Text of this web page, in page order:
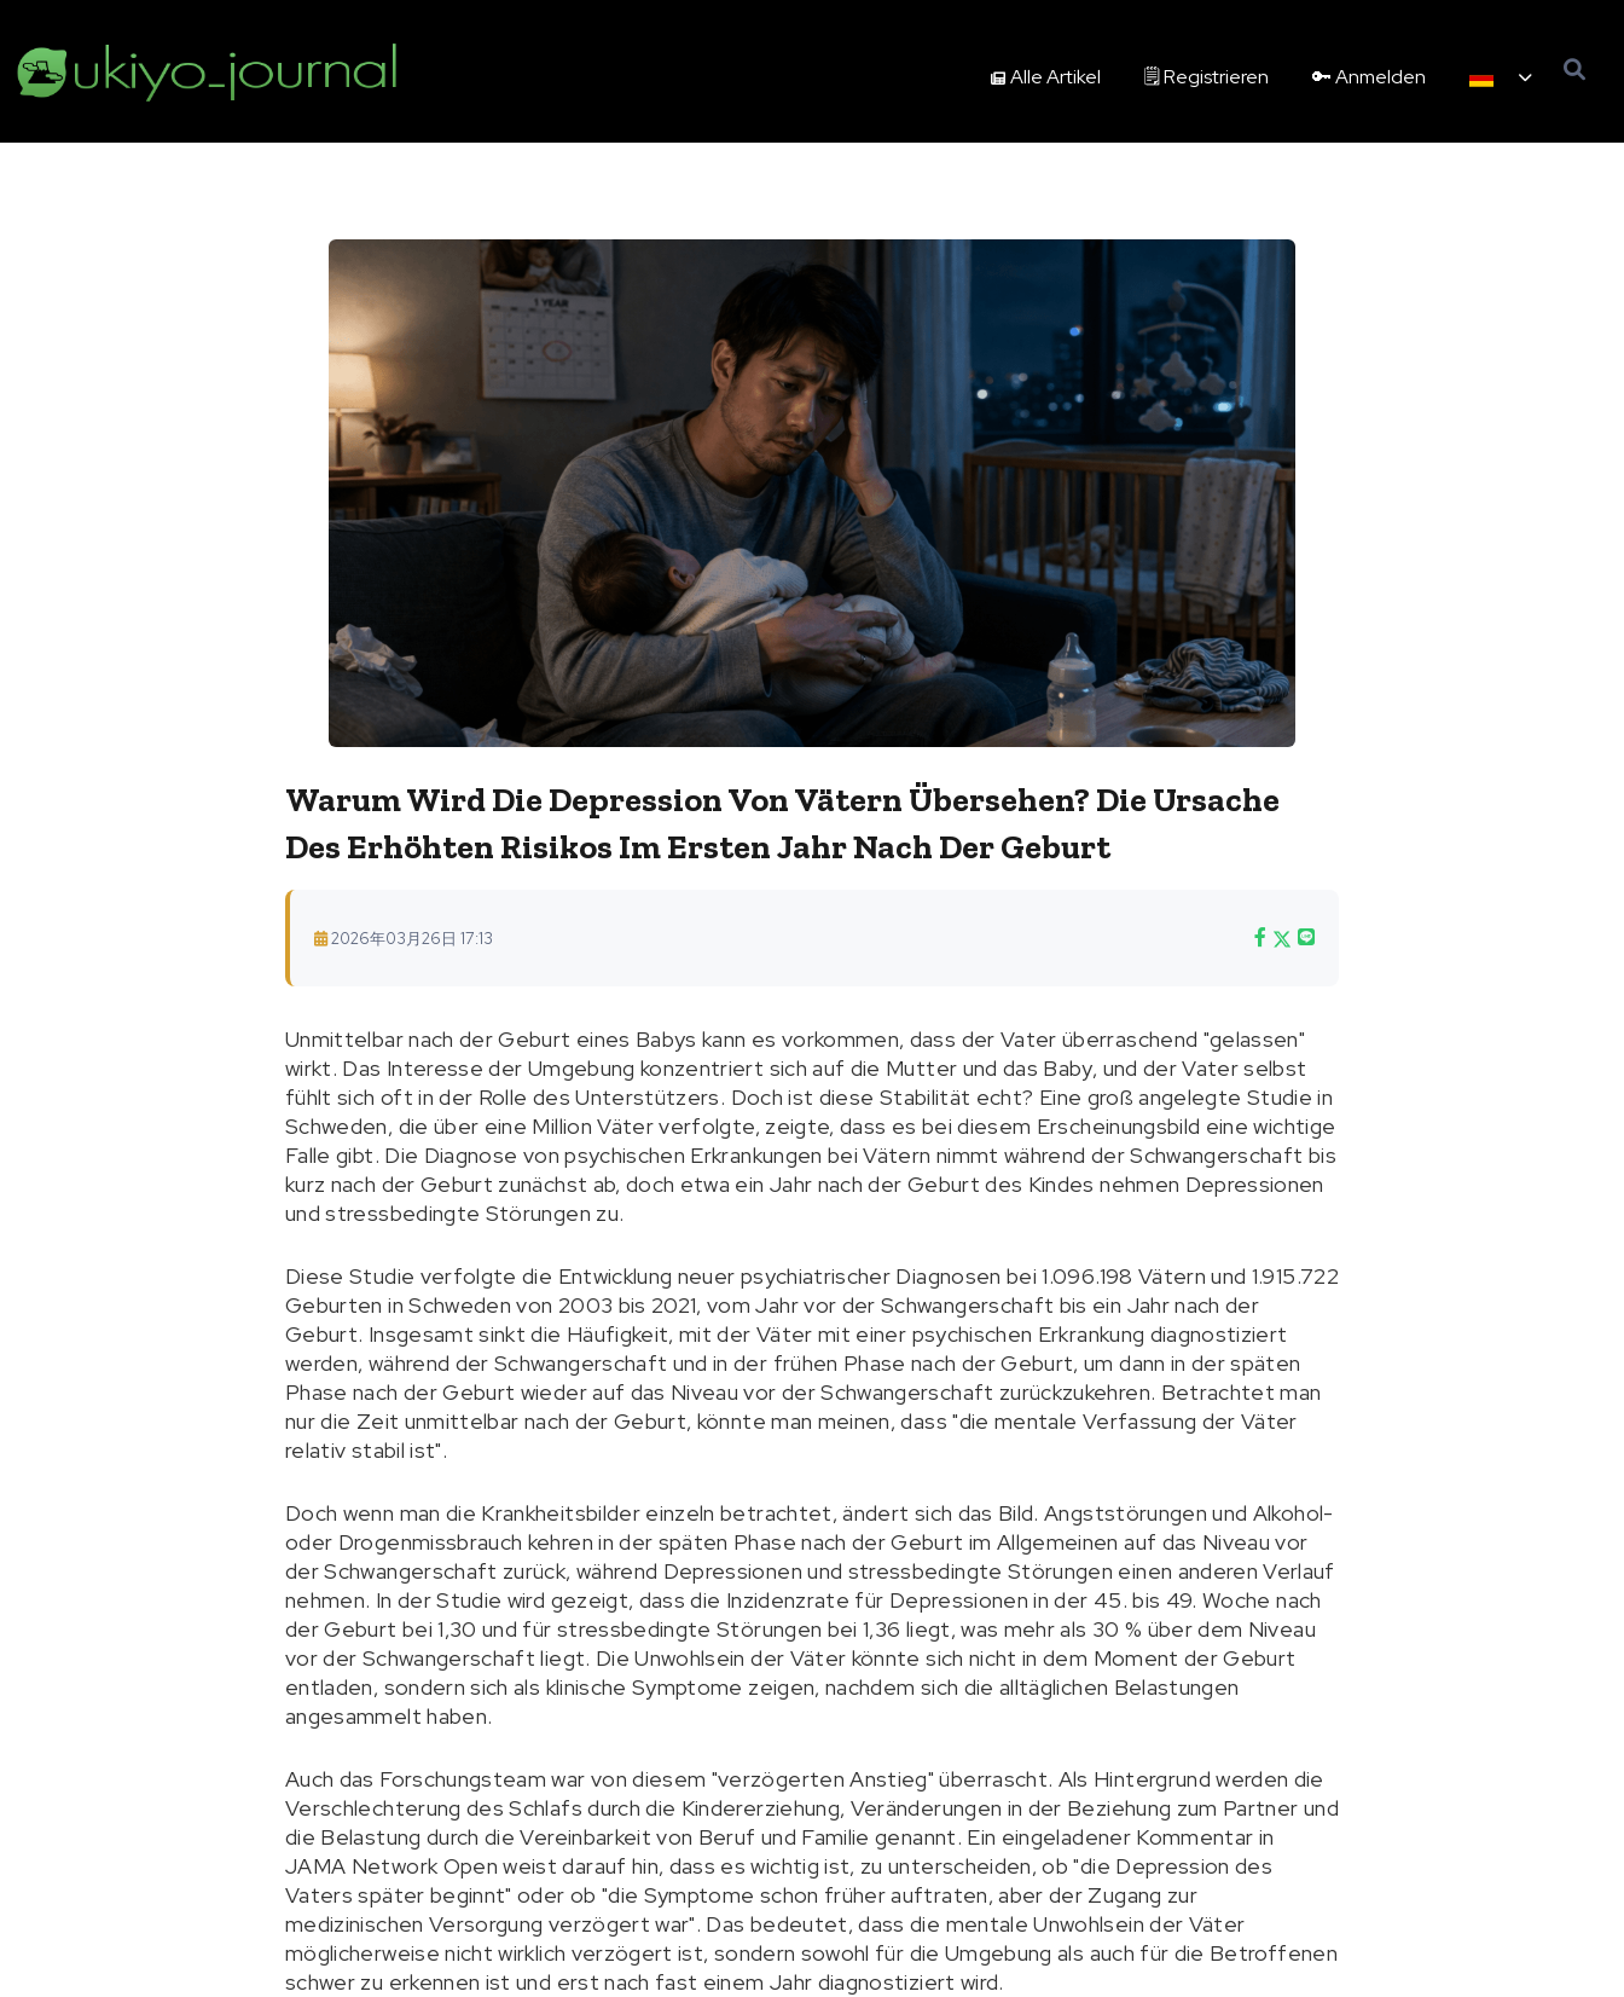
Alle Artikel 🗒️ Registrieren 🔑 Anmelden
Warum Wird Die Depression Von Vätern Übersehen? Die Ursache
Des Erhöhten Risikos Im Ersten Jahr Nach Der Geburt
2026年03月26日 17:13
Unmittelbar nach der Geburt eines Babys kann es vorkommen, dass der Vater überraschend "gelassen"
wirkt. Das Interesse der Umgebung konzentriert sich auf die Mutter und das Baby, und der Vater selbst
fühlt sich oft in der Rolle des Unterstützers. Doch ist diese Stabilität echt? Eine groß angelegte Studie in
Schweden, die über eine Million Väter verfolgte, zeigte, dass es bei diesem Erscheinungsbild eine wichtige
Falle gibt. Die Diagnose von psychischen Erkrankungen bei Vätern nimmt während der Schwangerschaft bis
kurz nach der Geburt zunächst ab, doch etwa ein Jahr nach der Geburt des Kindes nehmen Depressionen
und stressbedingte Störungen zu.
Diese Studie verfolgte die Entwicklung neuer psychiatrischer Diagnosen bei 1.096.198 Vätern und 1.915.722
Geburten in Schweden von 2003 bis 2021, vom Jahr vor der Schwangerschaft bis ein Jahr nach der
Geburt. Insgesamt sinkt die Häufigkeit, mit der Väter mit einer psychischen Erkrankung diagnostiziert
werden, während der Schwangerschaft und in der frühen Phase nach der Geburt, um dann in der späten
Phase nach der Geburt wieder auf das Niveau vor der Schwangerschaft zurückzukehren. Betrachtet man
nur die Zeit unmittelbar nach der Geburt, könnte man meinen, dass "die mentale Verfassung der Väter
relativ stabil ist".
Doch wenn man die Krankheitsbilder einzeln betrachtet, ändert sich das Bild. Angststörungen und Alkohol-
oder Drogenmissbrauch kehren in der späten Phase nach der Geburt im Allgemeinen auf das Niveau vor
der Schwangerschaft zurück, während Depressionen und stressbedingte Störungen einen anderen Verlauf
nehmen. In der Studie wird gezeigt, dass die Inzidenzrate für Depressionen in der 45. bis 49. Woche nach
der Geburt bei 1,30 und für stressbedingte Störungen bei 1,36 liegt, was mehr als 30 % über dem Niveau
vor der Schwangerschaft liegt. Die Unwohlsein der Väter könnte sich nicht in dem Moment der Geburt
entladen, sondern sich als klinische Symptome zeigen, nachdem sich die alltäglichen Belastungen
angesammelt haben.
Auch das Forschungsteam war von diesem "verzögerten Anstieg" überrascht. Als Hintergrund werden die
Verschlechterung des Schlafs durch die Kindererziehung, Veränderungen in der Beziehung zum Partner und
die Belastung durch die Vereinbarkeit von Beruf und Familie genannt. Ein eingeladener Kommentar in
JAMA Network Open weist darauf hin, dass es wichtig ist, zu unterscheiden, ob "die Depression des
Vaters später beginnt" oder ob "die Symptome schon früher auftraten, aber der Zugang zur
medizinischen Versorgung verzögert war". Das bedeutet, dass die mentale Unwohlsein der Väter
möglicherweise nicht wirklich verzögert ist, sondern sowohl für die Umgebung als auch für die Betroffenen
schwer zu erkennen ist und erst nach fast einem Jahr diagnostiziert wird.